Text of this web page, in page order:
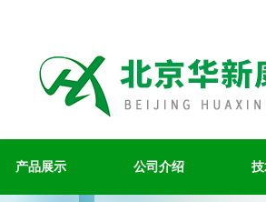
产品展示 公司介绍